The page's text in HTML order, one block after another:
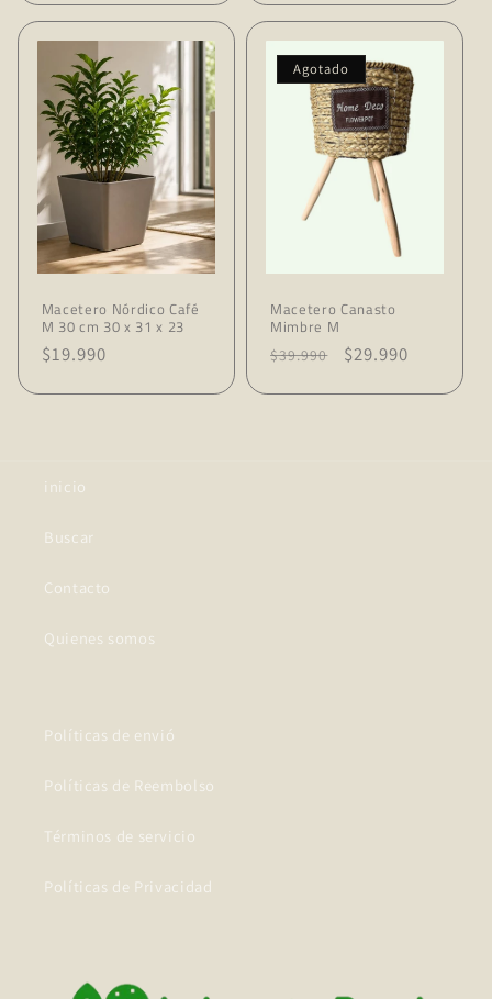
oferta
Macetero Nórdico Café
M 30 cm 30 x 31 x 23
Precio
$19.990
Agotado
Macetero Canasto
Mimbre M
Precio
$39.990
Precio
$29.990
inicio
Buscar
Contacto
Quienes somos
Políticas de envió
Políticas de Reembolso
Términos de servicio
Políticas de Privacidad